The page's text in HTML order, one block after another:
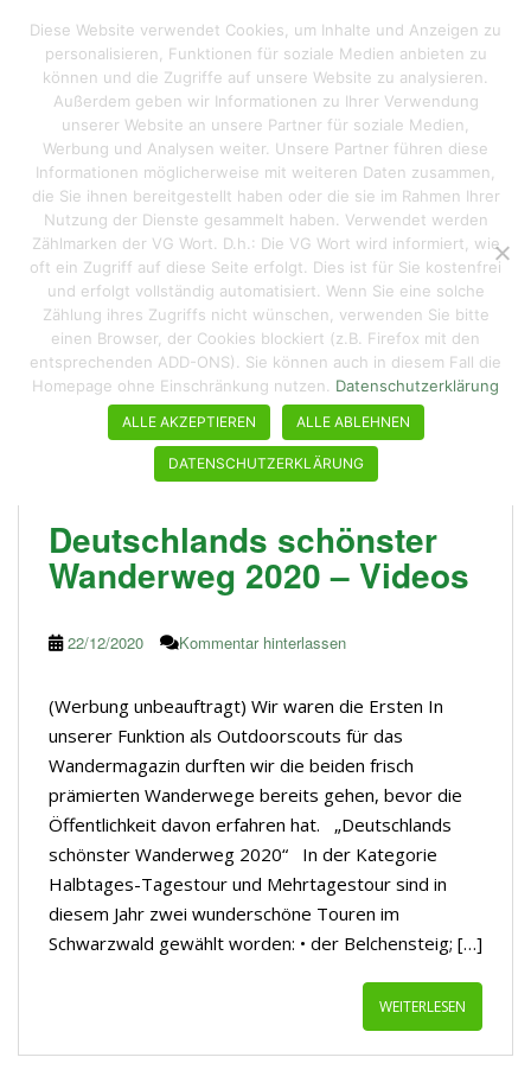
Reisen macht hungrig
Schlagwort:Baden-
Württemberg
Deutschlands schönster
Wanderweg 2020 – Videos
22/12/2020 Kommentar hinterlassen
(Werbung unbeauftragt) Wir waren die Ersten In
unserer Funktion als Outdoorscouts für das
Wandermagazin durften wir die beiden frisch
prämierten Wanderwege bereits gehen, bevor die
Öffentlichkeit davon erfahren hat. „Deutschlands
schönster Wanderweg 2020“ In der Kategorie
Halbtages-Tagestour und Mehrtagestour sind in
diesem Jahr zwei wunderschöne Touren im
Schwarzwald gewählt worden: • der Belchensteig; […]
WEITERLESEN
Diese Website verwendet Cookies, um Inhalte und Anzeigen zu
personalisieren, Funktionen für soziale Medien anbieten zu
können und die Zugriffe auf unsere Website zu analysieren.
Außerdem geben wir Informationen zu Ihrer Verwendung
unserer Website an unsere Partner für soziale Medien,
Werbung und Analysen weiter. Unsere Partner führen diese
Informationen möglicherweise mit weiteren Daten zusammen,
die Sie ihnen bereitgestellt haben oder die sie im Rahmen Ihrer
Nutzung der Dienste gesammelt haben. Verwendet werden
Zählmarken der VG Wort. D.h.: Die VG Wort wird informiert, wie
oft ein Zugriff auf diese Seite erfolgt. Dies ist für Sie kostenfrei
und erfolgt vollständig automatisiert. Wenn Sie eine solche
Zählung ihres Zugriffs nicht wünschen, verwenden Sie bitte
einen Browser, der Cookies blockiert (z.B. Firefox mit den
entsprechenden ADD-ONS). Sie können auch in diesem Fall die
Homepage ohne Einschränkung nutzen. Datenschutzerklärung
ALLE AKZEPTIEREN ALLE ABLEHNEN
DATENSCHUTZERKLÄRUNG